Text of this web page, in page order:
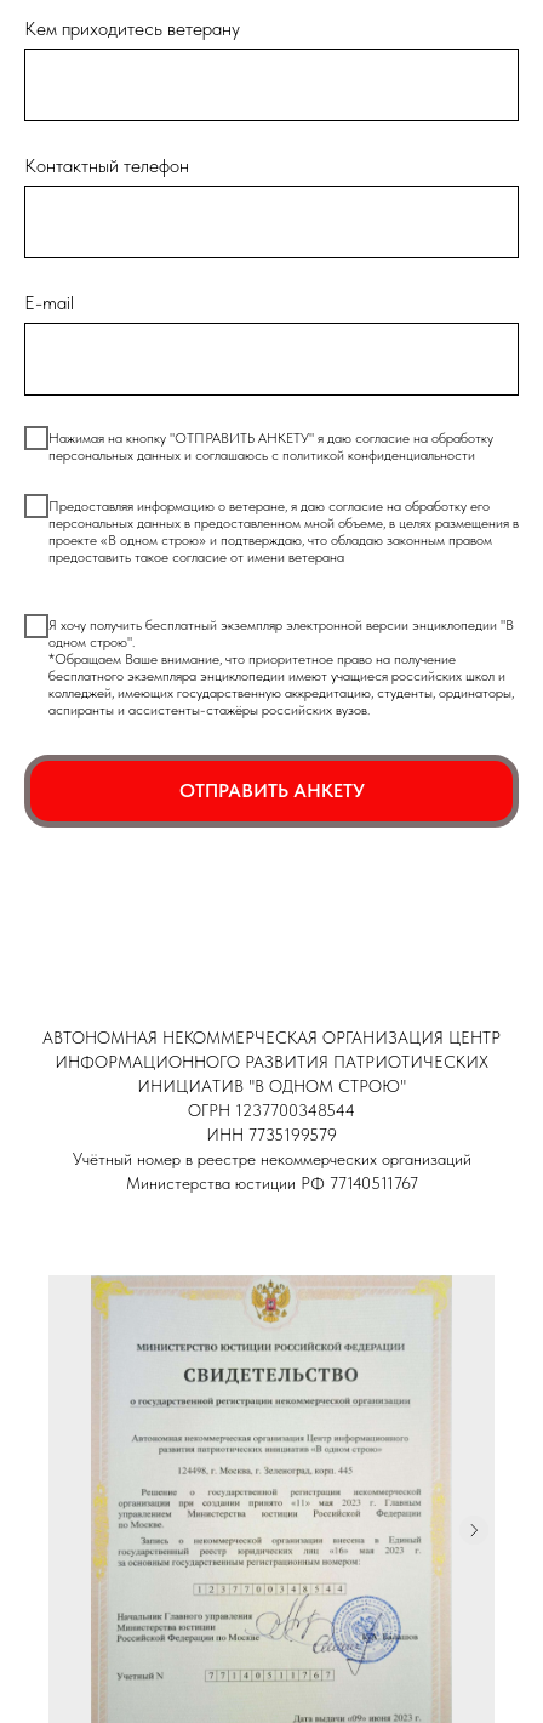
Кем приходитесь ветерану
Контактный телефон
E-mail
Нажимая на кнопку "ОТПРАВИТЬ АНКЕТУ" я даю согласие на обработку
персональных данных и соглашаюсь c политикой конфиденциальности
Предоставляя информацию о ветеране, я даю согласие на обработку его
персональных данных в предоставленном мной объеме, в целях размещения в
проекте «В одном строю» и подтверждаю, что обладаю законным правом
предоставить такое согласие от имени ветерана
Я хочу получить бесплатный экземпляр электронной версии энциклопедии "В
одном строю".
*Обращаем Ваше внимание, что приоритетное право на получение
бесплатного экземпляра энциклопедии имеют учащиеся российских школ и
колледжей, имеющих государственную аккредитацию, студенты, ординаторы,
аспиранты и ассистенты-стажёры российских вузов.
ОТПРАВИТЬ АНКЕТУ
АВТОНОМНАЯ НЕКОММЕРЧЕСКАЯ ОРГАНИЗАЦИЯ ЦЕНТР
ИНФОРМАЦИОННОГО РАЗВИТИЯ ПАТРИОТИЧЕСКИХ
ИНИЦИАТИВ "В ОДНОМ СТРОЮ"
ОГРН 1237700348544
ИНН 7735199579
Учётный номер в реестре некоммерческих организаций
Министерства юстиции РФ 77140511767